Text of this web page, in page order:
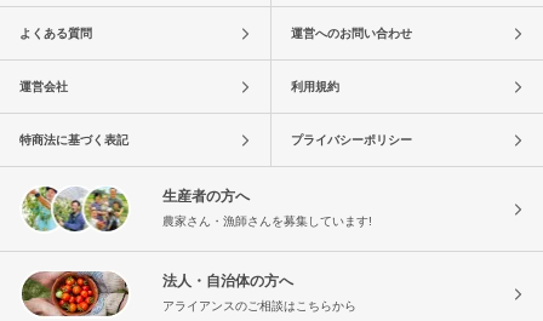
よくある質問 運営へのお問い合わせ
運営会社 利用規約
特商法に基づく表記 プライバシーポリシー
生産者の方へ
農家さん・漁師さんを募集しています!
法人・自治体の方へ
アライアンスのご相談はこちらから